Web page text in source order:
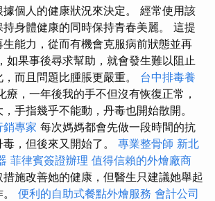
個人的健康狀況來決定。 經常使用該
身體健康的同時保持青春美麗。 這提
能力，從而有機會克服病前狀態並再
如果事後尋求幫助，就會發生難以阻止
而且問題比腫脹更嚴重。 台中排毒養
療，一年後我的手不但沒有恢復正常，
手指幾乎不能動，丹毒也開始散開。
銷專家 每次媽媽都會先做一段時間的抗
，但後來又開始了。 專業整骨師 新北
菲律賓簽證辦理 值得信賴的外燴廠商
施改善她的健康，但醫生只建議她舉起
便利的自助式餐點外燴服務 會計公司